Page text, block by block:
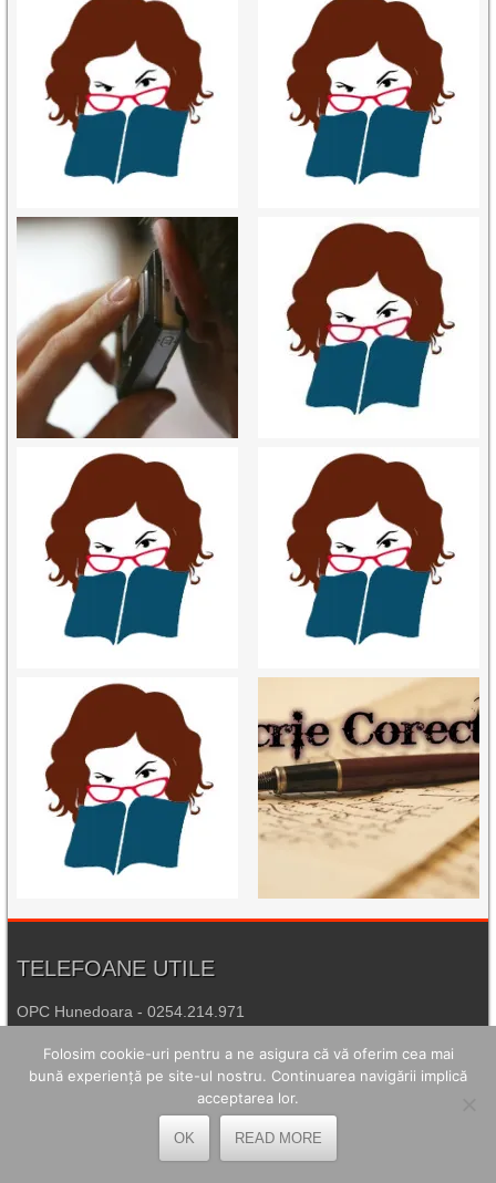
TELEFOANE UTILE
OPC Hunedoara - 0254.214.971
Poliția Petroșani - 0254.541.930
Agenția de Protecția Mediului Hunedoara - 0254.215.445
Spitalul de Urgență Petroșani - 0254.544.321
Folosim cookie-uri pentru a ne asigura că vă oferim cea mai
bună experiență pe site-ul nostru. Continuarea navigării implică
acceptarea lor.
OK READ MORE